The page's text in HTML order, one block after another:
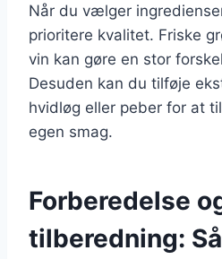
Når du vælger
prioritere kvalitet. Friske
vin kan gøre en stor
Desuden kan du tilføje
hvidløg eller peber for at
egen smag.
Forberedelse
tilberedning: